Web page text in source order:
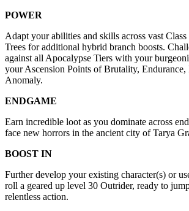
POWER
Adapt your abilities and skills across vast
Trees for additional hybrid branch boosts.
against all Apocalypse Tiers with your
your Ascension Points of Brutality, Endurance,
Anomaly.
ENDGAME
Earn incredible loot as you dominate across
face new horrors in the ancient city of Tarya
BOOST IN
Further develop your existing character(s) or
roll a geared up level 30 Outrider, ready to
relentless action.